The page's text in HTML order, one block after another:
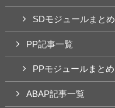
SDモジュールまとめ
PP記事一覧
PPモジュールまとめ
ABAP記事一覧